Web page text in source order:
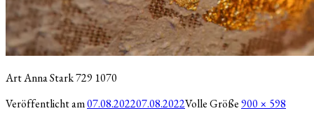
Art Anna Stark 729 1070
Veröffentlicht am07.08.202207.08.2022Volle Größe900 × 598